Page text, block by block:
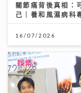
關節痛背後真相：
己｜養和風濕病科
16/07/2026